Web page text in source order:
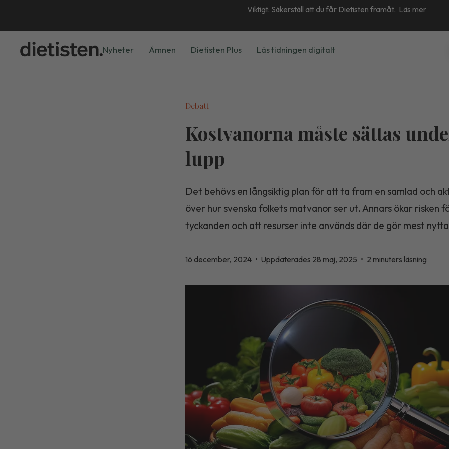
Viktigt: Säkerställ att du får Dietisten framåt. Läs mer
Nyheter Ämnen Dietisten Plus Läs tidningen digitalt
Debatt
Kostvanorna måste sättas
lupp
Det behövs en långsiktig plan för att ta fram en samlad och
över hur svenska folkets matvanor ser ut. Annars ökar risken
tyckanden och att resurser inte används där de gör mest
16 december, 2024 • Uppdaterades 28 maj, 2025 • 2 minuters läsning